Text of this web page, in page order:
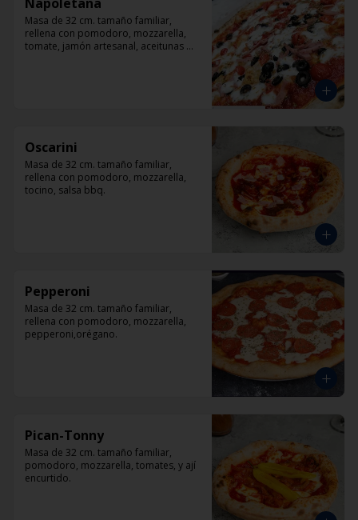
Masa de 32 cm. tamaño familiar,
rellena con pomodoro, mozzarella,
tomate, jamón artesanal, aceitunas
Oscarini
Masa de 32 cm. tamaño familiar,
rellena con pomodoro, mozzarella,
tocino, salsa bbq.
Pepperoni
Masa de 32 cm. tamaño familiar,
rellena con pomodoro, mozzarella,
pepperoni,orégano.
Pican-Tonny
Masa de 32 cm. tamaño familiar,
pomodoro, mozzarella, tomates, y ají
encurtido.